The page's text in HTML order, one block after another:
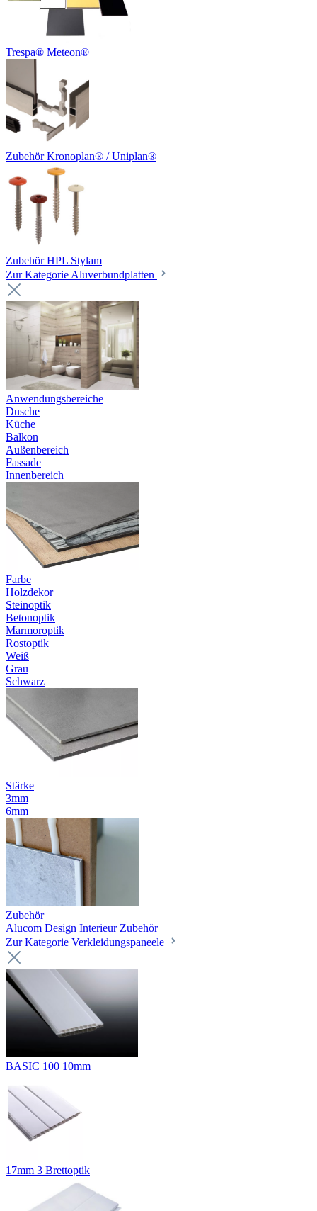
Trespa® Meteon®
Zubehör Kronoplan® / Uniplan®
Zubehör HPL Stylam
Zur Kategorie Aluverbundplatten
Anwendungsbereiche
Dusche
Küche
Balkon
Außenbereich
Fassade
Innenbereich
Farbe
Holzdekor
Steinoptik
Betonoptik
Marmoroptik
Rostoptik
Weiß
Grau
Schwarz
Stärke
3mm
6mm
Zubehör
Alucom Design Interieur Zubehör
Zur Kategorie Verkleidungspaneele
BASIC 100 10mm
17mm 3 Brettoptik